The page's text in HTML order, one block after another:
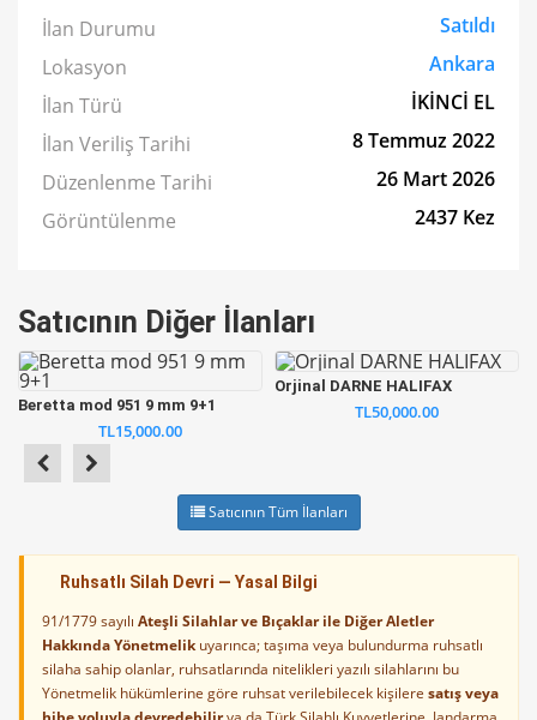
İlan Durumu
Satıldı
Lokasyon
Ankara
İlan Türü
İKİNCİ EL
İlan Veriliş Tarihi
8 Temmuz 2022
Düzenlenme Tarihi
26 Mart 2026
Görüntülenme
2437 Kez
Satıcının Diğer İlanları
Beretta mod 951 9 mm 9+1
TL15,000.00
Orjinal DARNE HALIFAX
TL50,000.00
Satıcının Tüm İlanları
Ruhsatlı Silah Devri — Yasal Bilgi
91/1779 sayılı Ateşli Silahlar ve Bıçaklar ile Diğer Aletler
Hakkında Yönetmelikuyarınca; taşıma veya bulundurma ruhsatlı
silaha sahip olanlar, ruhsatlarında nitelikleri yazılı silahlarını bu
Yönetmelik hükümlerine göre ruhsat verilebilecek kişilere satış veya